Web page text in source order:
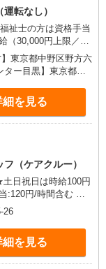
転なし）
祉士の方は資格手当
（30,000円上限／
業時間15時間）残業
東京都中野区野方六
ター目黒】東京都目
京都江戸川区西小岩
室 【在宅介護セン
西原町一丁目4-6 サ
4 ユービル102号
都大田区蒲田二丁
細を見る
（ケアクルー）
:120円/時間含む ※
26
細を見る